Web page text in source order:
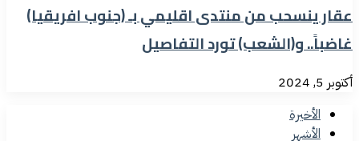
عقار ينسحب من منتدى اقليمي بـ (جنوب افريقيا)
غاضباً.. و(الشعب) تورد التفاصيل
أكتوبر 5, 2024
الأخيرة
الأشهر